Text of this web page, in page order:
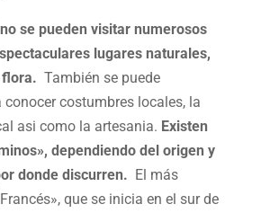
se pueden visitar numerosos
lugares naturales,
También se puede
conocer costumbres locales, la
asi como la artesania. Existen
dependiendo del origen y
donde discurren. El más
que se inicia en el sur de